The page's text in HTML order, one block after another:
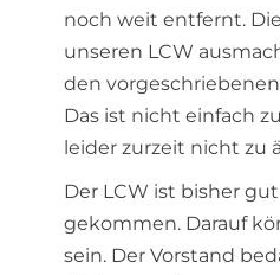
noch weit entfernt.
unseren LCW
den
Das ist nicht einfach
leider zurzeit nicht zu
Der LCW ist bisher
gekommen. Darauf
sein. Der Vorstand